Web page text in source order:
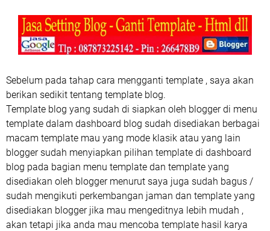
Sebelum pada tahap cara mengganti template , saya akan
berikan sedikit tentang template blog.
Template blog yang sudah di siapkan oleh blogger di menu
template dalam dashboard blog sudah disediakan berbagai
macam template mau yang mode klasik atau yang lain
blogger sudah menyiapkan pilihan template di dashboard
blog pada bagian menu template dan template yang
disediakan oleh blogger menurut saya juga sudah bagus /
sudah mengikuti perkembangan jaman dan template yang
disediakan blogger jika mau mengeditnya lebih mudah ,
akan tetapi jika anda mau mencoba template hasil karya